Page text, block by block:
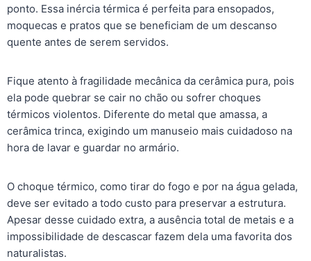
ponto. Essa inércia térmica é perfeita para ensopados,
moquecas e pratos que se beneficiam de um descanso
quente antes de serem servidos.
Fique atento à fragilidade mecânica da cerâmica pura, pois
ela pode quebrar se cair no chão ou sofrer choques
térmicos violentos. Diferente do metal que amassa, a
cerâmica trinca, exigindo um manuseio mais cuidadoso na
hora de lavar e guardar no armário.
O choque térmico, como tirar do fogo e por na água gelada,
deve ser evitado a todo custo para preservar a estrutura.
Apesar desse cuidado extra, a ausência total de metais e a
impossibilidade de descascar fazem dela uma favorita dos
naturalistas.